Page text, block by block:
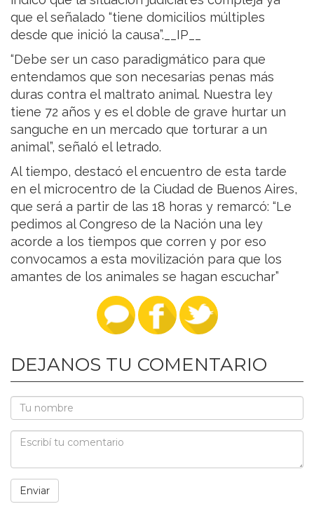
que el señalado “tiene domicilios múltiples
desde que inició la causa”.__IP__
“Debe ser un caso paradigmático para que
entendamos que son necesarias penas más
duras contra el maltrato animal. Nuestra ley
tiene 72 años y es el doble de grave hurtar un
sanguche en un mercado que torturar a un
animal”, señaló el letrado.
Al tiempo, destacó el encuentro de esta tarde
en el microcentro de la Ciudad de Buenos Aires,
que será a partir de las 18 horas y remarcó: “Le
pedimos al Congreso de la Nación una ley
acorde a los tiempos que corren y por eso
convocamos a esta movilización para que los
amantes de los animales se hagan escuchar”
DEJANOS TU COMENTARIO